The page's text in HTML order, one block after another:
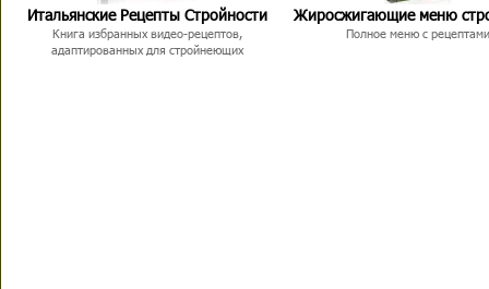
Итальянские Рецепты Стройности
Книга избранных видео-рецептов,
адаптированных для стройнеющих
Жиросжигающие меню
Полное меню с рецептами